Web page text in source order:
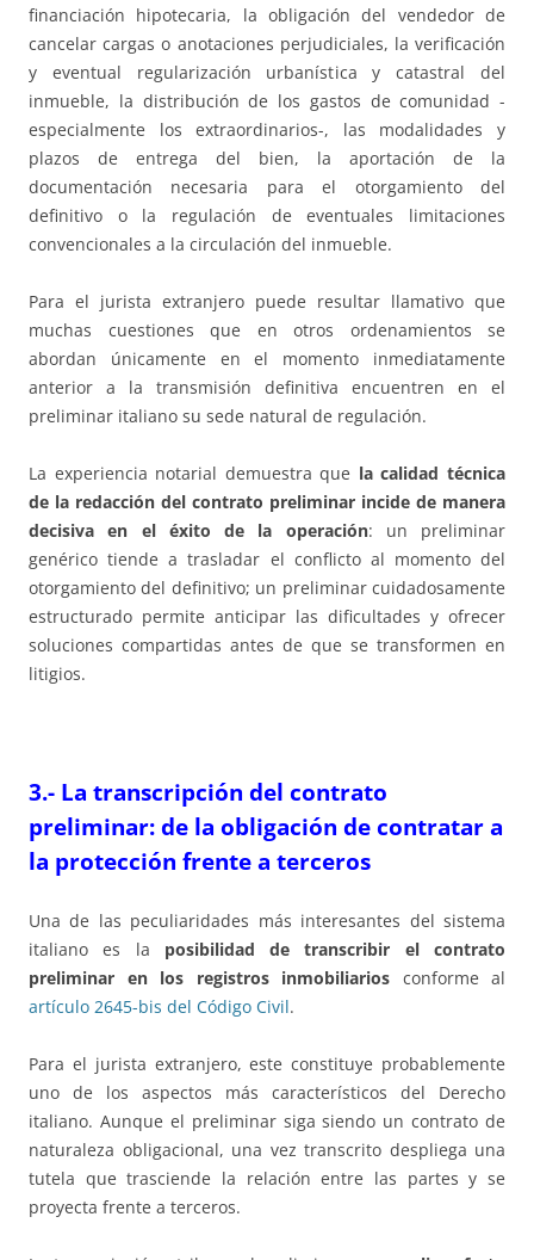
financiación hipotecaria, la obligación del vendedor de
cancelar cargas o anotaciones perjudiciales, la verificación
y eventual regularización urbanística y catastral del
inmueble, la distribución de los gastos de comunidad -
especialmente los extraordinarios-, las modalidades y
plazos de entrega del bien, la aportación de la
documentación necesaria para el otorgamiento del
definitivo o la regulación de eventuales limitaciones
convencionales a la circulación del inmueble.
Para el jurista extranjero puede resultar llamativo que
muchas cuestiones que en otros ordenamientos se
abordan únicamente en el momento inmediatamente
anterior a la transmisión definitiva encuentren en el
preliminar italiano su sede natural de regulación.
La experiencia notarial demuestra que la calidad técnica
de la redacción del contrato preliminar incide de manera
decisiva en el éxito de la operación: un preliminar
genérico tiende a trasladar el conflicto al momento del
otorgamiento del definitivo; un preliminar cuidadosamente
estructurado permite anticipar las dificultades y ofrecer
soluciones compartidas antes de que se transformen en
litigios.
3.- La transcripción del contrato
preliminar: de la obligación de contratar a
la protección frente a terceros
Una de las peculiaridades más interesantes del sistema
italiano es la posibilidad de transcribir el contrato
preliminar en los registros inmobiliarios conforme al
artículo 2645-bis del Código Civil.
Para el jurista extranjero, este constituye probablemente
uno de los aspectos más característicos del Derecho
italiano. Aunque el preliminar siga siendo un contrato de
naturaleza obligacional, una vez transcrito despliega una
tutela que trasciende la relación entre las partes y se
proyecta frente a terceros.